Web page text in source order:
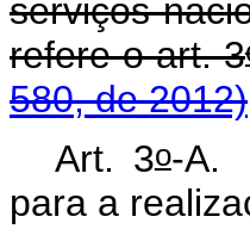
serviços
refere o art. 3
580, de 2012)
Art. 3o-A.
para a